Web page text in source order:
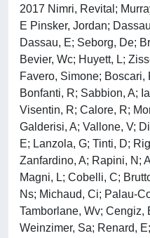
2017 Nimri, Revital;
E Pinsker, Jordan;
Dassau, E; Seborg, De;
Bevier, Wc; Huyett, L;
Favero, Simone; Boscari,
Bonfanti, R; Sabbion, A;
Visentin, R; Calore, R;
Galderisi, A; Vallone, V;
E; Lanzola, G; Tinti, D;
Zanfardino, A; Rapini, N;
Magni, L; Cobelli, C;
Ns; Michaud, Ci; Palau-
Tamborlane, Wv; Cengiz,
Weinzimer, Sa; Renard,